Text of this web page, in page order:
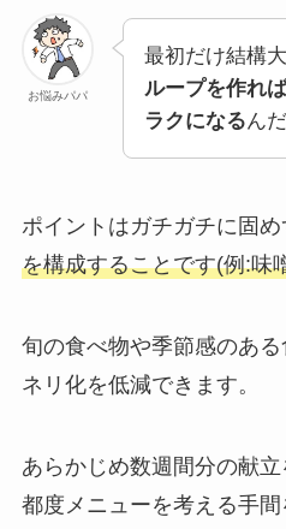
お悩みパパ
最初だけ結構
ループを作れ
ラクになるん
ポイントはガチガチに固め
を構成することです(例:味
旬の食べ物や季節感のあ
ネリ化を低減できます。
あらかじめ数週間分の献立
都度メニューを考える手